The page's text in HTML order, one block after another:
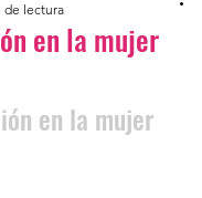
en la mujer
de lectura
en la mujer